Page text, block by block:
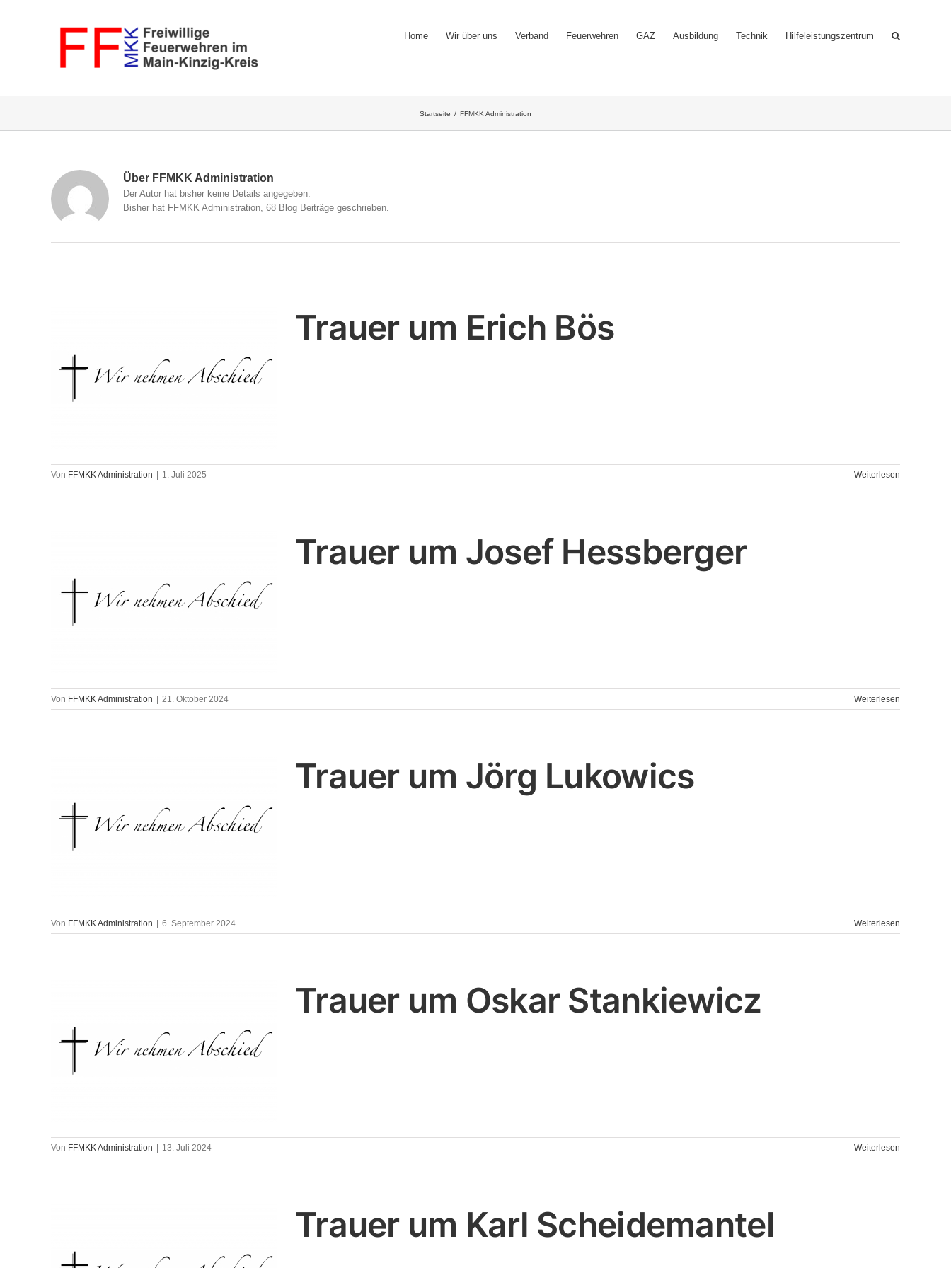
Home Wir über uns Verband Feuerwehren GAZ Ausbildung Technik Hilfeleistungszentrum
Startseite / FFMKK Administration
Über FFMKK Administration
Der Autor hat bisher keine Details angegeben.
Bisher hat FFMKK Administration, 68 Blog Beiträge geschrieben.
Trauer um Erich Bös
Von FFMKK Administration 1. Juli 2025 Weiterlesen
Trauer um Josef Hessberger
Von FFMKK Administration 21. Oktober 2024 Weiterlesen
Trauer um Jörg Lukowics
Von FFMKK Administration 6. September 2024 Weiterlesen
Trauer um Oskar Stankiewicz
Von FFMKK Administration 13. Juli 2024 Weiterlesen
Trauer um Karl Scheidemantel